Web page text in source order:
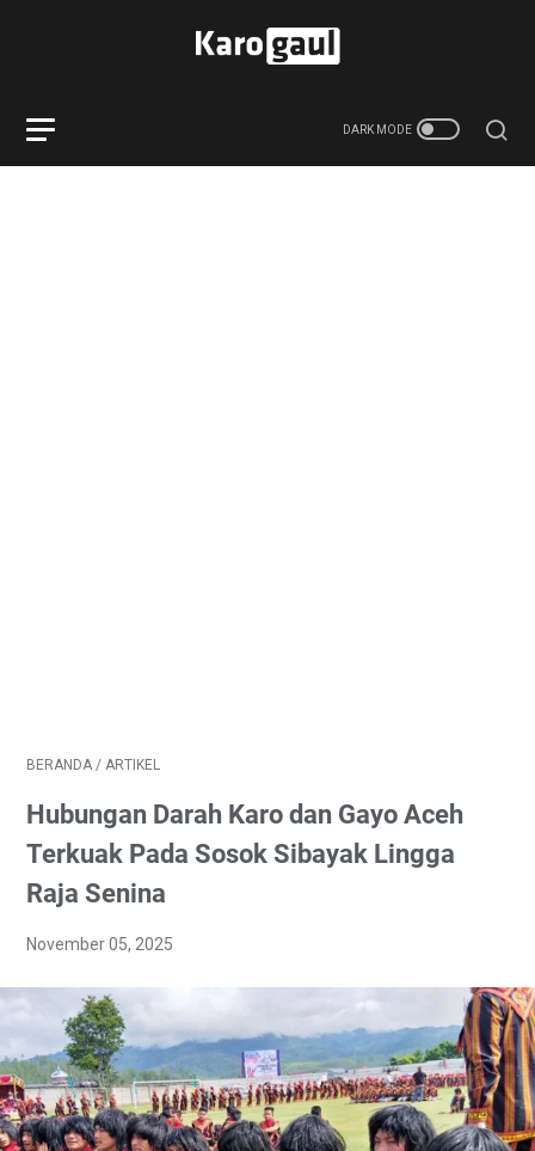
BERANDA / ARTIKEL
Hubungan Darah Karo dan Gayo Aceh
Terkuak Pada Sosok Sibayak Lingga
Raja Senina
November 05, 2025